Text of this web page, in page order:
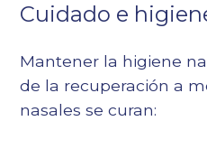
Cuidado e
Mantener la higiene
de la recuperación a
nasales se curan: